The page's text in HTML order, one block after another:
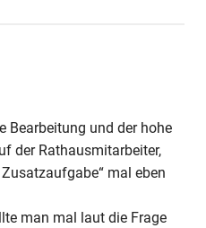
Bearbeitung und der hohe
der Rathausmitarbeiter,
mal eben
man mal laut die Frage